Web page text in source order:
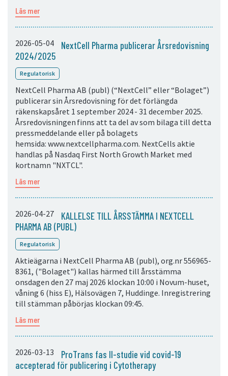
Läs mer
2026-05-04
NextCell Pharma publicerar Årsredovisning
2024/2025
Regulatorisk
NextCell Pharma AB (publ) (“NextCell” eller “Bolaget”)
publicerar sin Årsredovisning för det förlängda
räkenskapsåret 1 september 2024 - 31 december 2025.
Årsredovisningen finns att ta del av som bilaga till detta
pressmeddelande eller på bolagets
hemsida: www.nextcellpharma.com. NextCells aktie
handlas på Nasdaq First North Growth Market med
kortnamn "NXTCL".
Läs mer
2026-04-27
KALLELSE TILL ÅRSSTÄMMA I NEXTCELL
PHARMA AB (PUBL)
Regulatorisk
Aktieägarna i NextCell Pharma AB (publ), org.nr 556965-
8361, ("Bolaget") kallas härmed till årsstämma
onsdagen den 27 maj 2026 klockan 10:00 i Novum-huset,
våning 6 (hiss E), Hälsovägen 7, Huddinge. Inregistrering
till stämman påbörjas klockan 09:45.
Läs mer
2026-03-13
ProTrans fas II-studie vid covid-19
accepterad för publicering i Cytotherapy